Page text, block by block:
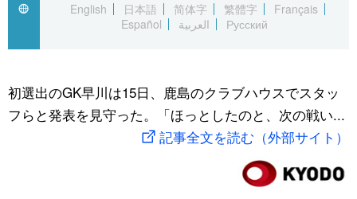
Русский
国際
文化
アーカイブ
Japan Data
動画/Live
スポーツ・東京2020
English
日本語 简体字 繁體字
Français
Español
العربية Русский
初選出のGK早川は15日、鹿島のクラブハウスでスタッ
フらと発表を見守った。「ほっとしたのと、次の戦い...
記事全文を読む（外部サイト）